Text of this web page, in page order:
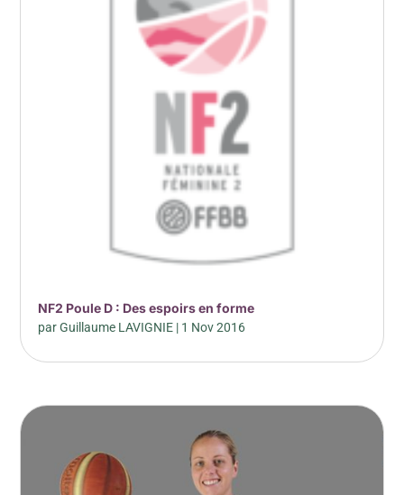
NF2 Poule D : Des espoirs en forme
parGuillaume LAVIGNIE | 1 Nov 2016